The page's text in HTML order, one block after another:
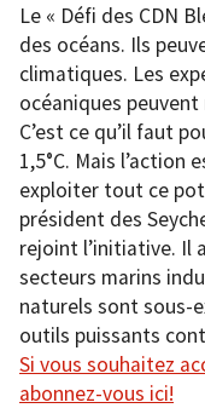
Le « Défi des CDN
des océans. Ils
climatiques. Les
océaniques
C’est ce qu’il faut
1,5°C. Mais
exploiter tout ce
président des
rejoint l’initiative. Il
secteurs marins
naturels sont sous-
outils puissants
Si vous souhaitez
abonnez-vous ici!